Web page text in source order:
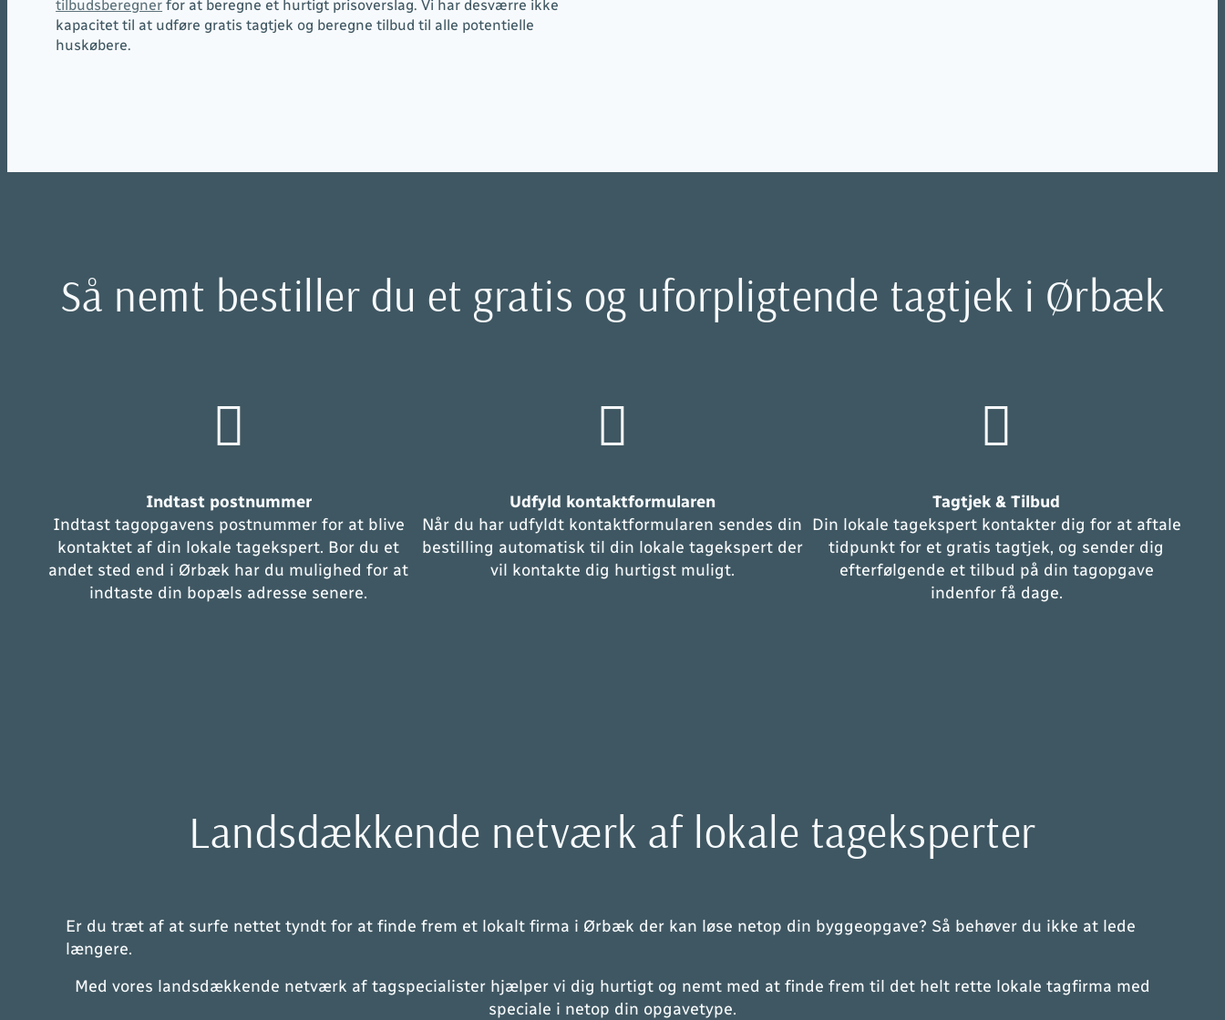
tilbudsberegner for at beregne et hurtigt prisoverslag. Vi har desværre ikke
kapacitet til at udføre gratis tagtjek og beregne tilbud til alle potentielle
huskøbere.
Så nemt bestiller du et gratis og uforpligtende tagtjek i Ørbæk
Indtast postnummer
Indtast tagopgavens postnummer for at blive
kontaktet af din lokale tagekspert. Bor du et
andet sted end i Ørbæk har du mulighed for at
indtaste din bopæls adresse senere.
Udfyld kontaktformularen
Når du har udfyldt kontaktformularen sendes din
bestilling automatisk til din lokale tagekspert der
vil kontakte dig hurtigst muligt.
Tagtjek & Tilbud
Din lokale tagekspert kontakter dig for at aftale
tidpunkt for et gratis tagtjek, og sender dig
efterfølgende et tilbud på din tagopgave
indenfor få dage.
Landsdækkende netværk af lokale tageksperter
Er du træt af at surfe nettet tyndt for at finde frem et lokalt firma i Ørbæk der kan løse netop din byggeopgave? Så behøver du ikke at lede
længere.
Med vores landsdækkende netværk af tagspecialister hjælper vi dig hurtigt og nemt med at finde frem til det helt rette lokale tagfirma med
speciale i netop din opgavetype.